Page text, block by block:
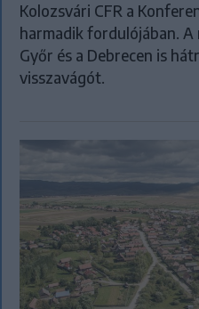
Kolozsvári CFR a
harmadik fordulójában.
Győr és a Debrecen is
visszavágót.